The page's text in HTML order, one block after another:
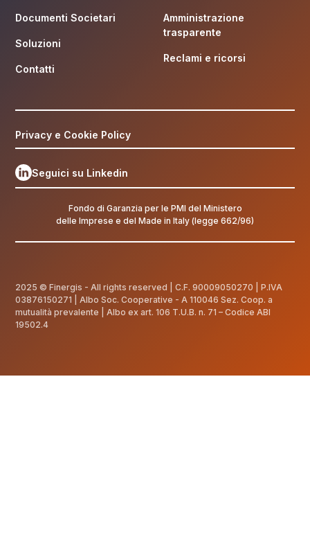
Documenti Societari
Soluzioni
Contatti
Amministrazione
trasparente
Reclami e ricorsi
Privacy e Cookie Policy
Seguici su Linkedin
Fondo di Garanzia per le PMI del Ministero
delle Imprese e del Made in Italy (legge 662/96)
2025 © Finergis - All rights reserved | C.F.90009050270 | P.IVA
03876150271 | Albo Soc. Cooperative - A 110046 Sez. Coop. a
mutualità prevalente | Albo ex art. 106 T.U.B. n. 71 – Codice ABI
19502.4